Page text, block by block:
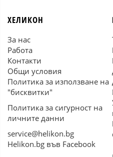
ХЕЛИКОН
За нас
Работа
Контакти
Общи условия
Политика за използване на
"бисквитки"
Политика за сигурност на
личните данни
service@helikon.bg
Helikon.bg във Facebook